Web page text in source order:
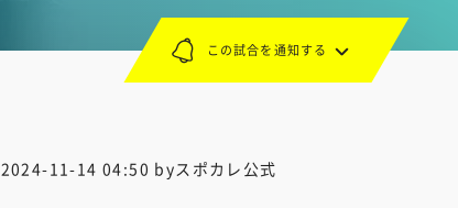
2024-11-14 04:50 byスポカレ公式
この試合を通知する